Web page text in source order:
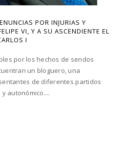
POR INJURIAS Y
VI, Y A SU ASCENDIENTE EL
I
por los hechos de sendos
un bloguero, una
de diferentes partidos
autonómico....